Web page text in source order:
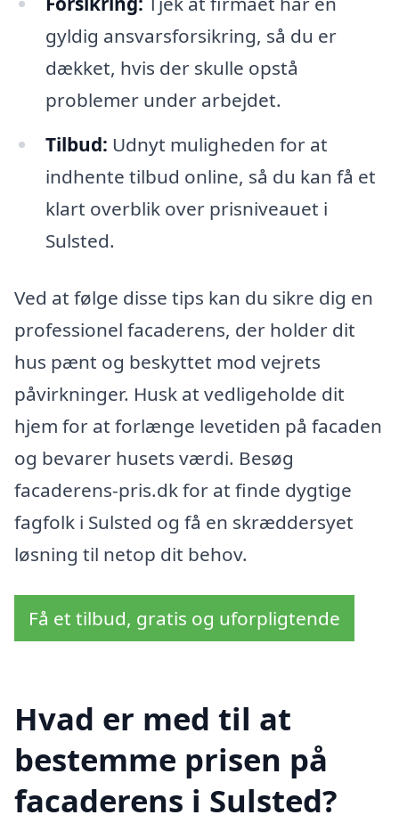
gyldig ansvarsforsikring, så du er
dækket, hvis der skulle opstå
problemer under arbejdet.
Tilbud: Udnyt muligheden for at
indhente tilbud online, så du kan få et
klart overblik over prisniveauet i
Sulsted.
Ved at følge disse tips kan du sikre dig en
professionel facaderens, der holder dit
hus pænt og beskyttet mod vejrets
påvirkninger. Husk at vedligeholde dit
hjem for at forlænge levetiden på facaden
og bevarer husets værdi. Besøg
facaderens-pris.dk for at finde dygtige
fagfolk i Sulsted og få en skræddersyet
løsning til netop dit behov.
Få et tilbud, gratis og uforpligtende
Hvad er med til at
bestemme prisen på
facaderens i Sulsted?